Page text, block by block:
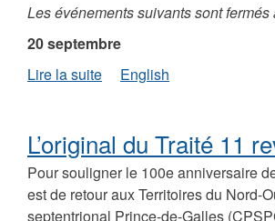
Les événements suivants sont fermés
20 septembre
Lire la suite
première
ministre
Cochrane
pour
English
L’original du Traité 11
Pour souligner le 100e anniversaire
est de retour aux Territoires du Nord-
septentrional Prince-de-Galles